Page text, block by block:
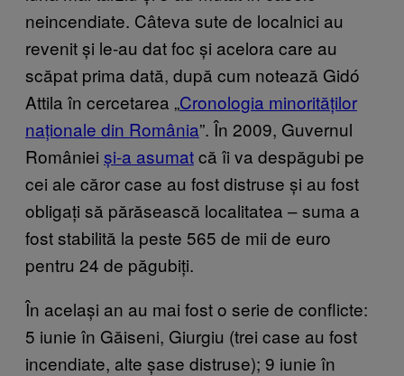
neincendiate. Câteva sute de localnici au
revenit și le-au dat foc și acelora care au
scăpat prima dată, după cum notează Gidó
Attila în cercetarea „Cronologia minorităților
naționale din România”. În 2009, Guvernul
României și-a asumatcă îi va despăgubi pe
cei ale căror case au fost distruse și au fost
obligați să părăsească localitatea – suma a
fost stabilită la peste 565 de mii de euro
pentru 24 de păgubiți.
În același an au mai fost o serie de conflicte:
5 iunie în Găiseni, Giurgiu (trei case au fost
incendiate, alte șase distruse); 9 iunie în